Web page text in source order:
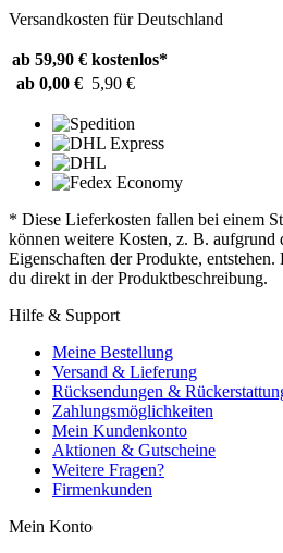
Versandkosten für Deutschland
ab 59,90 € kostenlos*
ab 0,00 € 5,90 €
* Diese Lieferkosten fallen bei einem
können weitere Kosten, z. B. aufgrund
Eigenschaften der Produkte,
du direkt in der Produktbeschreibung.
Hilfe & Support
Meine Bestellung
Versand & Lieferung
Rücksendungen &
Zahlungsmöglichkeiten
Mein Kundenkonto
Aktionen & Gutscheine
Weitere Fragen?
Firmenkunden
Mein Konto